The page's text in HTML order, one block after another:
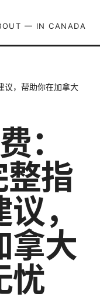
— IN CANADA
议，帮助你在加拿大
：
指
，
拿大
忧